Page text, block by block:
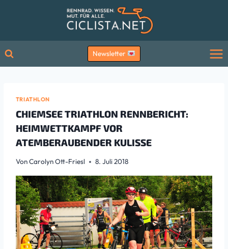
Newsletter
TRIATHLON
CHIEMSEE TRIATHLON RENNBERICHT:
HEIMWETTKAMPF VOR
ATEMBERAUBENDER KULISSE
VonCarolyn Ott-Friesl 8. Juli 2018